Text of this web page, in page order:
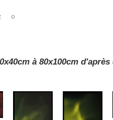
à 80x100cm